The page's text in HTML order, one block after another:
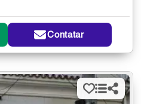
Contatar